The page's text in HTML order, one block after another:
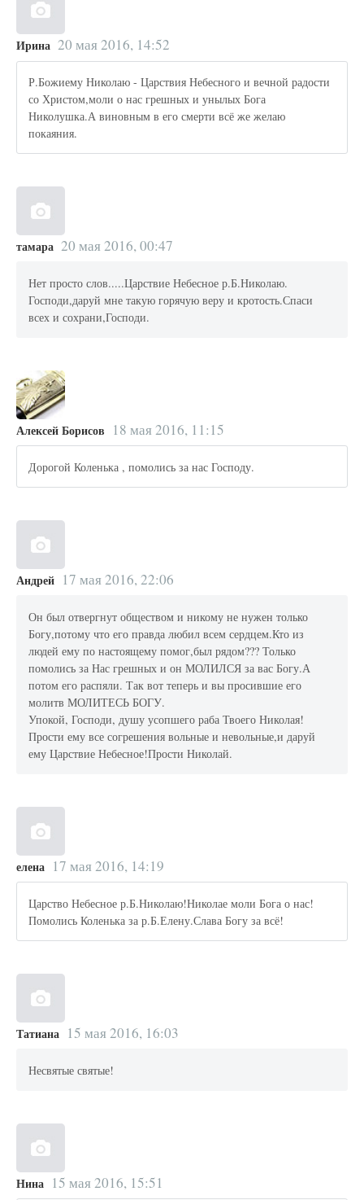
Ирина 20 мая 2016, 14:52
Р.Божиему Николаю - Царствия Небесного и вечной радости
со Христом,моли о нас грешных и унылых Бога
Николушка.А виновным в его смерти всё же желаю
покаяния.
тамара 20 мая 2016, 00:47
Нет просто слов.....Царствие Небесное р.Б.Николаю.
Господи,даруй мне такую горячую веру и кротость.Спаси
всех и сохрани,Господи.
Алексей Борисов 18 мая 2016, 11:15
Дорогой Коленька , помолись за нас Господу.
Андрей 17 мая 2016, 22:06
Он был отвергнут обществом и никому не нужен только
Богу,потому что его правда любил всем сердцем.Кто из
людей ему по настоящему помог,был рядом??? Только
помолись за Нас грешных и он МОЛИЛСЯ за вас Богу.А
потом его распяли. Так вот теперь и вы просившие его
молитв МОЛИТЕСЬ БОГУ.
Упокой, Господи, душу усопшего раба Твоего Николая!
Прости ему все согрешения вольные и невольные,и даруй
ему Царствие Небесное!Прости Николай.
елена 17 мая 2016, 14:19
Царство Небесное р.Б.Николаю!Николае моли Бога о нас!
Помолись Коленька за р.Б.Елену.Слава Богу за всё!
Татиана 15 мая 2016, 16:03
Несвятые святые!
Нина 15 мая 2016, 15:51